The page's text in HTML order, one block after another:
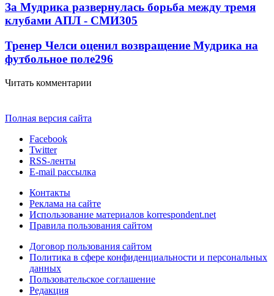
За Мудрика развернулась борьба между тремя
клубами АПЛ - СМИ305
Тренер Челси оценил возвращение Мудрика на
футбольное поле296
Читать комментарии
Полная версия сайта
Facebook
Twitter
RSS-ленты
E-mail рассылка
Контакты
Реклама на сайте
Использование материалов korrespondent.net
Правила пользования сайтом
Договор пользования сайтом
Политика в сфере конфиденциальности и персональных
данных
Пользовательское соглашение
Редакция